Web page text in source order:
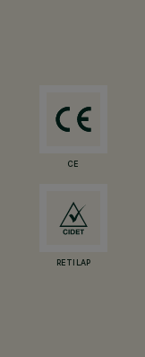
CE
RETILAP